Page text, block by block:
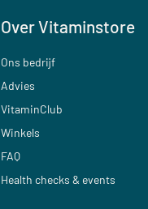
Over Vitaminstore
Ons bedrijf
Advies
VitaminClub
Winkels
FAQ
Health checks & events